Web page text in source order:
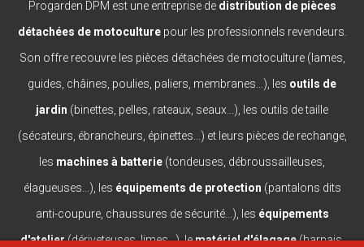
Progarden DPM est une entreprise de distribution de pièces
détachées de motoculturepour les professionnels revendeurs.
Son offre recouvre les pièces détachées de motoculture (lames,
guides, châines, poulies, paliers, membranes...), les outils de
jardin (binettes, pelles, rateaux, seaux...), les outils de taille
(sécateurs, ébrancheurs, épinettes...) et leurs pièces de rechange,
les machines à batterie (tondeuses, débroussailleuses,
élagueuses...), les équipements de protection (pantalons dits
anti-coupure, chaussures de sécurité...), les équipements
d'atelier(dériveteuses, limes...), lematériel d'élagage(harnais,